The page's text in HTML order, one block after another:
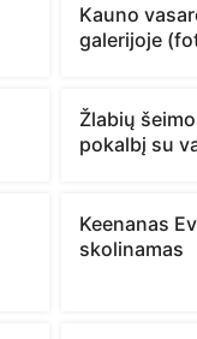
Kauno
galerijoje
Žlabių
pokalbį su
Keenanas
skolinamas